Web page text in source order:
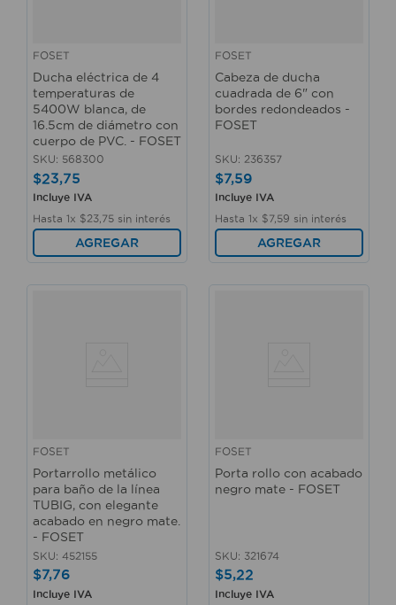
FOSET
Ducha eléctrica de 4
temperaturas de
5400W blanca, de
16.5cm de diámetro con
cuerpo de PVC. - FOSET
SKU: 568300
$23,75
Incluye IVA
Hasta 1x $23 75 sin interés
AGREGAR
FOSET
Cabeza de ducha
cuadrada de 6" con
bordes redondeados -
FOSET
SKU: 236357
$7,59
Incluye IVA
Hasta 1x $7, 59 sin interés
AGREGAR
FOSET
Portarrollo metálico
para baño de la línea
TUBIG, con elegante
acabado en negro mate.
- FOSET
SKU: 452155
$7,76
Incluye IVA
FOSET
Porta rollo con acabado
negro mate - FOSET
SKU: 321674
$5,22
Incluye IVA